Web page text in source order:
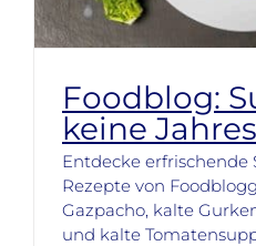
Foodblog:
keine
Entdecke erfrischende
Rezepte von
Gazpacho, kalte
und kalte